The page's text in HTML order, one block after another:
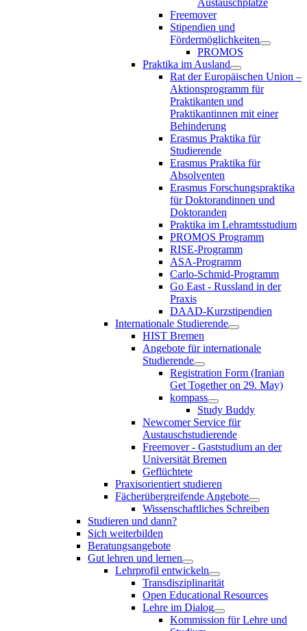
Freemover
Stipendien und
Fördermöglichkeiten
PROMOS
Praktika im Ausland
Rat der Europäischen Union –
Aktionsprogramm für
Praktikanten und
Praktikantinnen mit einer
Behinderung
Erasmus Praktika für
Studierende
Erasmus Praktika für
Absolventen
Erasmus Forschungspraktika
für Doktorandinnen und
Doktoranden
Praktika im Lehramtsstudium
PROMOS Programm
RISE-Programm
ASA-Programm
Carlo-Schmid-Programm
Go East - Russland in der
Praxis
DAAD-Kurzstipendien
Internationale Studierende
HIST Bremen
Angebote für internationale
Studierende
Registration Form (Iranian
Get Together on 29. May)
kompass
Study Buddy
Newcomer Service für
Austauschstudierende
Freemover - Gaststudium an der
Universität Bremen
Geflüchtete
Praxisorientiert studieren
Fächerübergreifende Angebote
Wissenschaftliches Schreiben
Studieren und dann?
Sich weiterbilden
Beratungsangebote
Gut lehren und lernen
Lehrprofil entwickeln
Transdisziplinarität
Open Educational Resources
Lehre im Dialog
Kommission für Lehre und